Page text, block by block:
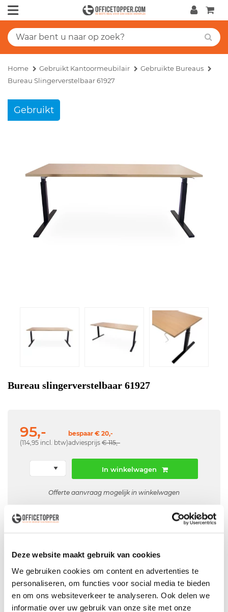
Deze website maakt gebruik van cookies
We gebruiken cookies om content en advertenties te
personaliseren, om functies voor social media te bieden
en om ons websiteverkeer te analyseren. Ook delen we
informatie over uw gebruik van onze site met onze
Home Gebruikt Kantoormeubilair
Gebruikte Bureaus
Bureau Slingerverstelbaar 61927
Gebruikt
Bureau slingerverstelbaar 61927
95,-
(114,95 incl. btw)
bespaar € 20,-
adviesprijs € 115,-
In winkelwagen
Offerte aanvraag mogelijk in winkelwagen
Niet leverbaar
Leveringin België
Voor zowelParticulieralsZakelijk
ProfessioneleBezorg- en Montageservice